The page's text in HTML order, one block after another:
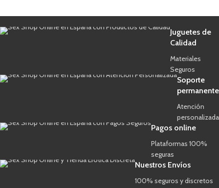
Juguetes de
Calidad
Materiales
Seguros
Soporte
permanente
Atención
personalizada
Pagos online
Plataformas 100%
seguras
Nuestros Envíos
100% seguros y discretos